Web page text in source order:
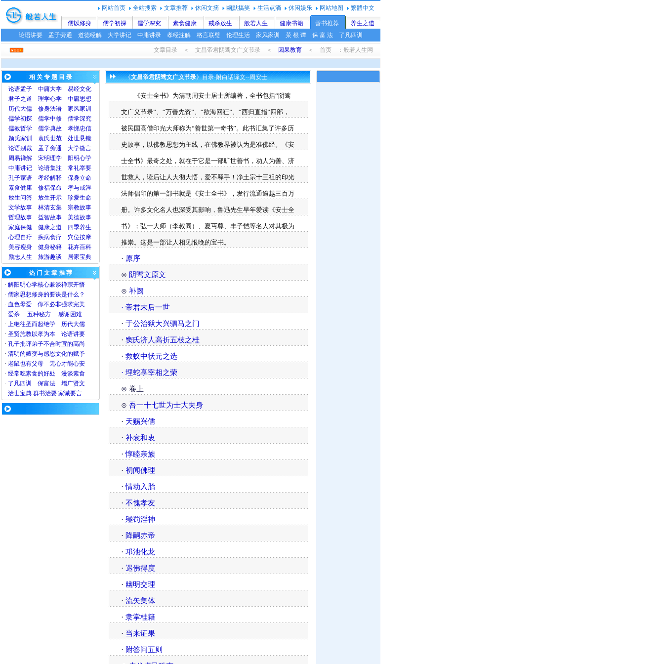
网站首页 全站搜索 文章推荐 休闲文摘 幽默搞笑 生活点滴 休闲娱乐 网站地图 繁體中文
儒以修身 儒学初探 儒学深究 素食健康 戒杀放生 般若人生 健康书籍 善书推荐
养生之道
论语讲要
孟子旁通 道德经解 大学讲记 中庸讲录 孝经注解 格言联璧 伦理生活 家风家训 菜 根 谭 保 富 法 了凡四训
文章目录 ＜ 文昌帝君阴骘文广义节录 ＜ 因果教育 ＜ 首页 ：般若人生网
相 关 专 题 目 录
论语孟子 中庸大学
易经文化
君子之道
理学心学
中庸思想
历代大儒
修身法语
家风家训
儒学初探
儒学中修
儒学深究
儒教哲学
儒学典故
孝悌忠信
颜氏家训
袁氏世范
处世悬镜
论语别裁
孟子旁通
大学微言
周易禅解
宋明理学
阳明心学
中庸讲记
论语集注
常礼举要
孔子家语
孝经解释
保身立命
素食健康
修福保命
孝与戒淫
放生问答
放生开示
珍爱生命
文学故事
林清玄集
宗教故事
哲理故事
益智故事
美德故事
家庭保健
健康之道
四季养生
心理自疗 疾病食疗 穴位按摩
美容瘦身 健身秘籍 花卉百科
励志人生
旅游趣谈 居家宝典
热 门 文 章 推 荐
· 解阳明心学核心兼谈禅宗开悟
· 儒家思想修身的要诀是什么？
· 血色母爱
你不必非强求完美
· 爱杀 五种秘方
感谢困难
· 上继往圣而起绝学
历代大儒
· 圣贤施教以孝为本
论语讲要
· 孔子批评弟子不合时宜的高尚
· 清明的嬗变与感恩文化的赋予
· 老鼠也有父母
无心才能心安
· 经常吃素食的好处
漫谈素食
· 了凡四训 保富法
增广贤文
· 治世宝典 群书治要 家诫要言
《文昌帝君阴骘文广义节录》目录-附白话译文--周安士
《安士全书》为清朝周安士居士所编著，全书包括“阴骘
文广义节录”、“万善先资”、“欲海回狂”、“西归直指”四部，
被民国高僧印光大师称为“善世第一奇书”。此书汇集了许多历
史故事，以佛教思想为主线，在佛教界被认为是准佛经。《安
士全书》最奇之处，就在于它是一部旷世善书，劝人为善、济
世救人，读后让人大彻大悟，爱不释手！净土宗十三祖的印光
法师倡印的第一部书就是《安士全书》，发行流通逾越三百万
册。许多文化名人也深受其影响，鲁迅先生早年爱读《安士全
书》；弘一大师（李叔同）、夏丏尊、丰子恺等名人对其极为
推崇。这是一部让人相见恨晚的宝书。
· 原序
⊙ 阴骘文原文
⊙ 补阙
· 帝君末后一世
· 于公治狱大兴驷马之门
· 窦氏济人高折五枝之桂
· 救蚁中状元之选
· 埋蛇享宰相之荣
⊙ 卷上
⊙ 吾一十七世为士大夫身
· 天赐兴儒
· 补衮和衷
·惇睦亲族
· 初闻佛理
·情动入胎
· 不愧孝友
· 殛罚淫神
· 降嗣赤帝
· 邛池化龙
· 遇佛得度
· 幽明交理
· 流矢集体
· 隶掌桂籍
· 当来证果
· 附答问五则